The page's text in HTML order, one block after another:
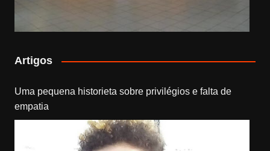
Artigos
Uma pequena historieta sobre privilégios e falta de
empatia